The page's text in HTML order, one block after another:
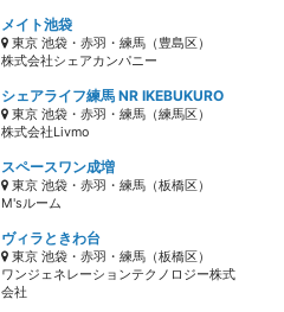
メイト池袋
東京 池袋・赤羽・練馬（豊島区）
株式会社シェアカンパニー
シェアライフ練馬 NR IKEBUKURO
東京 池袋・赤羽・練馬（練馬区）
株式会社Livmo
スペースワン成増
東京 池袋・赤羽・練馬（板橋区）
M'sルーム
ヴィラときわ台
東京 池袋・赤羽・練馬（板橋区）
ワンジェネレーションテクノロジー株式
会社